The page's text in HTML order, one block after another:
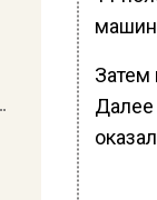
Затем
Далее